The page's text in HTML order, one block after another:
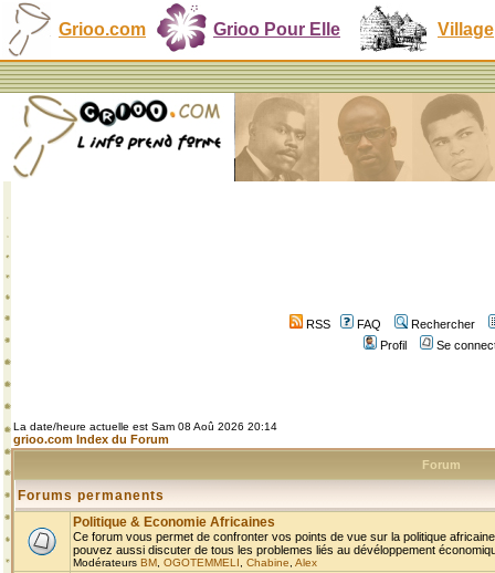
Grioo.com Grioo Pour Elle Village
RSS FAQ
Rechercher
Profil
Se
La date/heure actuelle est Sam 08 Aoû 2026 20:14
grioo.com Index du Forum
Forum
Forums permanents
Politique & Economie Africaines
Ce forum vous permet de confronter vos points de vue sur la politique
pouvez aussi discuter de tous les problemes liés au dévéloppement
Modérateurs BM OGOTEMMELI Chabine Alex